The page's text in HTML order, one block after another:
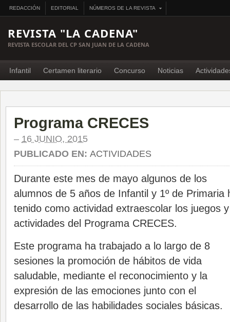
REDACCIÓN EDITORIAL NÚMEROS DE LA REVISTA
REVISTA "LA CADENA"
REVISTA ESCOLAR DEL CP SAN JUAN DE LA CADENA
Infantil Certamen literario Concurso Noticias
Programa CRECES
– 16 JUNIO, 2015
PUBLICADO EN: ACTIVIDADES
Durante este mes de mayo algunos de los
alumnos de 5 años de Infantil y 1º de Primaria
tenido como actividad extraescolar los juegos y
actividades del Programa CRECES.
Este programa ha trabajado a lo largo de 8
sesiones la promoción de hábitos de vida
saludable, mediante el reconocimiento y la
expresión de las emociones junto con el
desarrollo de las habilidades sociales básicas.